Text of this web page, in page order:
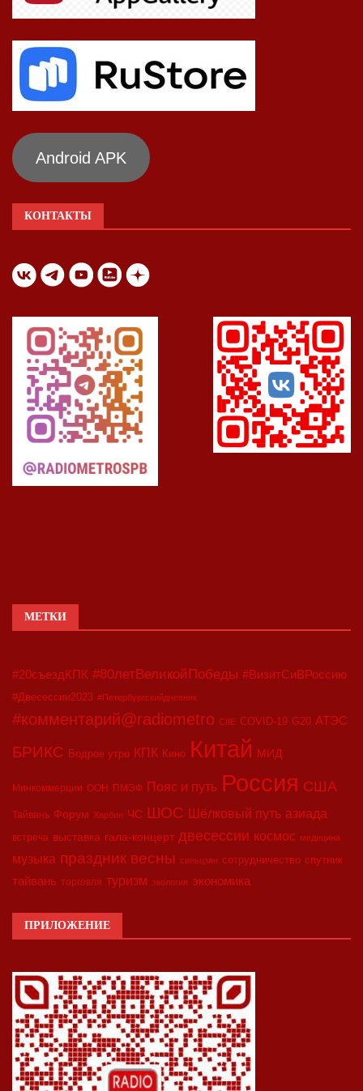
Android APK
КОНТАКТЫ
МЕТКИ
#20съездКПК #80летВеликойПобеды #ВизитСиВРоссию
#Двесессии2023 #Петербургскийдневник
#комментарий@radiometro CIIE COVID-19 G20 АТЭС
БРИКС Бодрое утро КПК Кино Китай МИД
Минкоммерции ООН ПМЭФ Пояс и путь Россия США
Тайвань Форум Харбин ЧС ШОС Шёлковый путь азиада
встреча выставка гала-концерт двесессии космос медицина
музыка праздник весны синьцзян сотрудничество спутник
тайвань торговля туризм экология экономика
ПРИЛОЖЕНИЕ